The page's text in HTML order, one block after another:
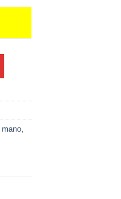
+ 3 Llaves 1er Nivel
mano,